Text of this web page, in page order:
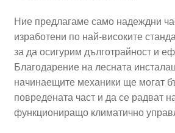
Транспорт
Ние предлагаме само надеждни
изработени по най-високите
за да осигурим дълготрайност и
Благодарение на лесната
начинаещите механики ще могат
повредената част и да се радват
функциониращо климатично